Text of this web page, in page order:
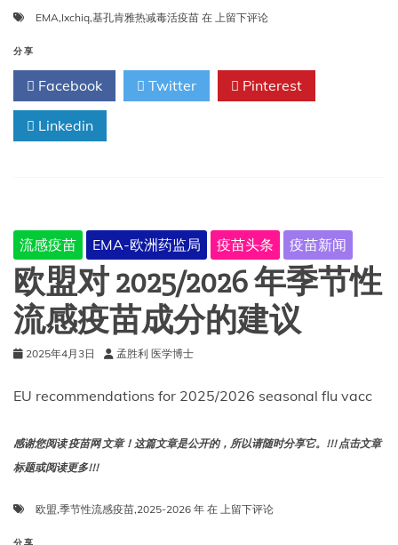
EMA,Ixchiq,基孔肯雅热减毒活疫苗 在 EMA
审
Ixchiq（基
活
疫
上留下评论
分享
Facebook Twitter Pinterest
Linkedin
流感疫苗 EMA-欧洲药监局 疫苗头条 疫苗新闻
欧盟对 2025/2026 年季节性
流感疫苗成分的建议
2025年4月3日 孟胜利 医学博士
EU recommendations for 2025/2026 seasonal flu vacc
感谢您阅读 疫苗网 文章！这篇文章是公开的，所以请随时分享它。!!! 点击文章
标题或阅读更多!!!
欧盟,季节性流感疫苗,2025-2026 年 在 欧
上留下评论